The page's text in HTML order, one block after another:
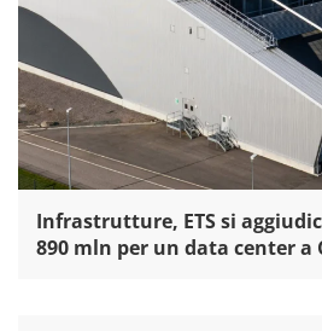
Infrastrutture, ETS si
890 mln per un data center a